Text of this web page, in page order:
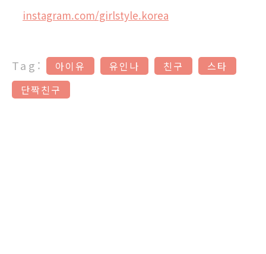
instagram.com/girlstyle.korea
Tag: 아이유 유인나 친구
스타
단짝친구